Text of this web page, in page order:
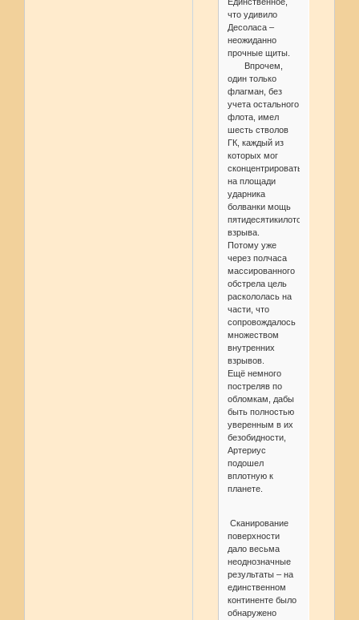
что удивило
Десоласа –
неожиданно
прочные щиты.
Впрочем,
один только
флагман, без
учета остального
флота, имел
шесть стволов
ГК, каждый из
которых мог
сконцентрировать
на площади
ударника
болванки мощь
пятидесятикилотонного
взрыва.
Потому уже
через полчаса
массированного
обстрела цель
раскололась на
части, что
сопровождалось
множеством
внутренних
взрывов.
Ещё немного
постреляв по
обломкам, дабы
быть полностью
уверенным в их
безобидности,
Артериус
подошел
вплотную к
планете.
Сканирование
поверхности
дало весьма
неоднозначные
результаты – на
единственном
континенте было
обнаружено